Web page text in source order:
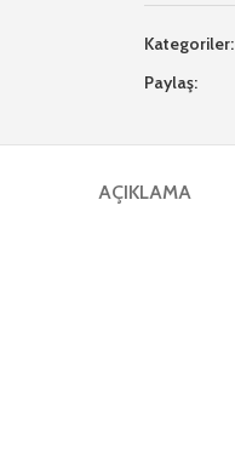
Kategoriler:
Paylaş:
AÇIKLAMA